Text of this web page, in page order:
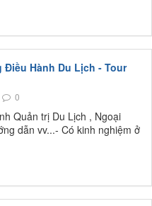
Hành Du Lịch - Tour
0
Quản trị Du Lịch , Ngoại
dẫn vv...- Có kinh nghiệm ở